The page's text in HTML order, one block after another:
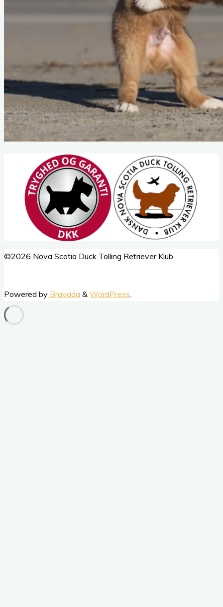
Back
©2026 Nova Scotia Duck Tolling Retriever Klub
Powered by Bravada & WordPress